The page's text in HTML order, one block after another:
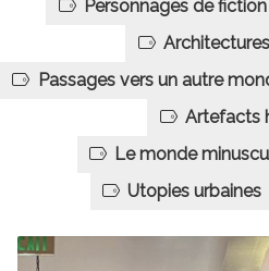
Personnages de
Passages vers un autre
Artefacts
Le monde
Utopies urbaines